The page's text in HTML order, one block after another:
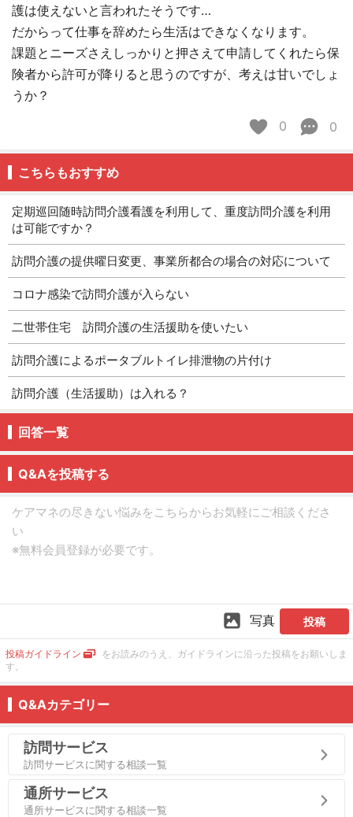
護は使えないと言われたそうです…
だからって仕事を辞めたら生活はできなくなります。
課題とニーズさえしっかりと押さえて申請してくれたら保
険者から許可が降りると思うのですが、考えは甘いでしょ
うか？
0
0
こちらもおすすめ
定期巡回随時訪問介護看護を利用して、重度訪問介護を利用
は可能ですか？
訪問介護の提供曜日変更、事業所都合の場合の対応について
コロナ感染で訪問介護が入らない
二世帯住宅 訪問介護の生活援助を使いたい
訪問介護によるポータブルトイレ排泄物の片付け
訪問介護（生活援助）は入れる？
回答一覧
Q&Aを投稿する
写真 投稿
投稿ガイドライン
をお読みのうえ、ガイドラインに沿った投稿をお願いしま
す。
Q&Aカテゴリー
訪問サービス
訪問サービスに関する相談一覧
通所サービス
通所サービスに関する相談一覧